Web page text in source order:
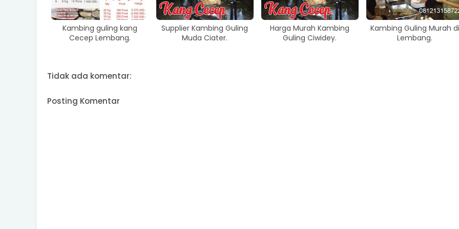
Kambing guling kang
Cecep Lembang.
Supplier Kambing Guling
Muda Ciater.
Harga Murah Kambing
Guling Ciwidey.
Kambing Guling Murah di
Lembang.
Tidak ada komentar:
Posting Komentar